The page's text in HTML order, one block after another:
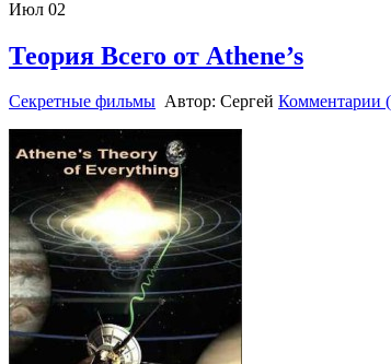
Июл 02
Теория Всего от Athene’s
Секретные фильмы Автор: Сергей Комментарии